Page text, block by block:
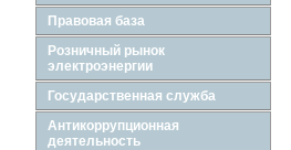
Правовая база
Розничный рынок
электроэнергии
Государственная служба
Антикоррупционная
деятельность